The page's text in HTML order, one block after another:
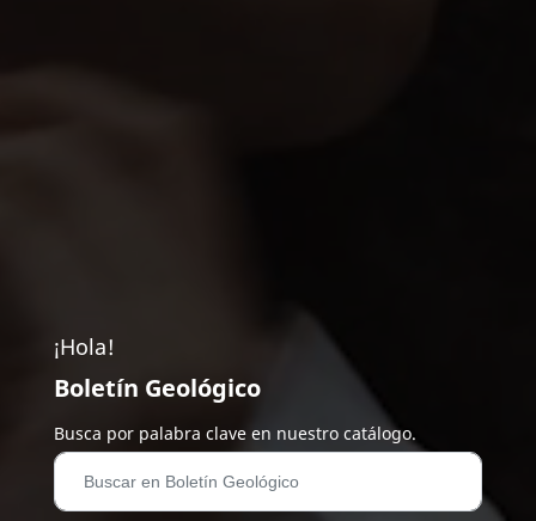
¡Hola!
Boletín Geológico
Busca por palabra clave en nuestro catálogo.